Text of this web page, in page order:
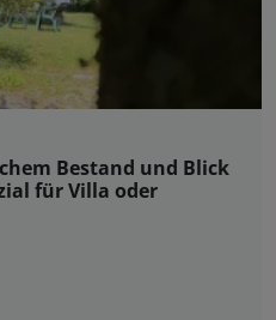
Bestand und Blick
für Villa oder